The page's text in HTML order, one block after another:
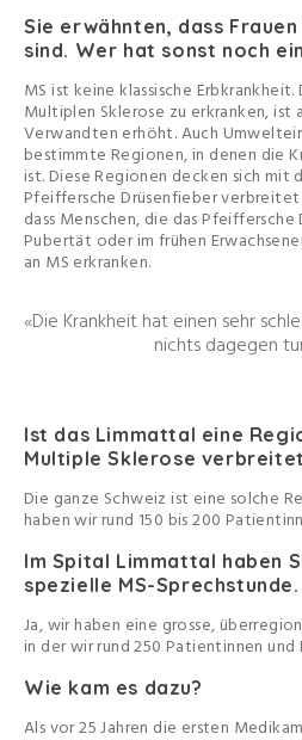
Sie erwähnten, dass
sind. Wer hat sonst noch
MS ist keine klassische Erbkrankheit.
Multiplen Sklerose zu erkranken, ist
Verwandten erhöht. Auch
bestimmte Regionen, in denen die
ist. Diese Regionen decken sich mit
Pfeiffersche Drüsenfieber
dass Menschen, die das
Pubertät oder im frühen
an MS erkranken.
«Die Krankheit hat einen sehr
nichts dagegen
Ist das Limmattal eine
Multiple Sklerose
Die ganze Schweiz ist eine solche
haben wir rund 150 bis 200
Im Spital Limmattal haben
spezielle MS-Sprechstunde.
Ja, wir haben eine grosse,
in der wir rund 250 Patientinnen
Wie kam es dazu?
Als vor 25 Jahren die ersten